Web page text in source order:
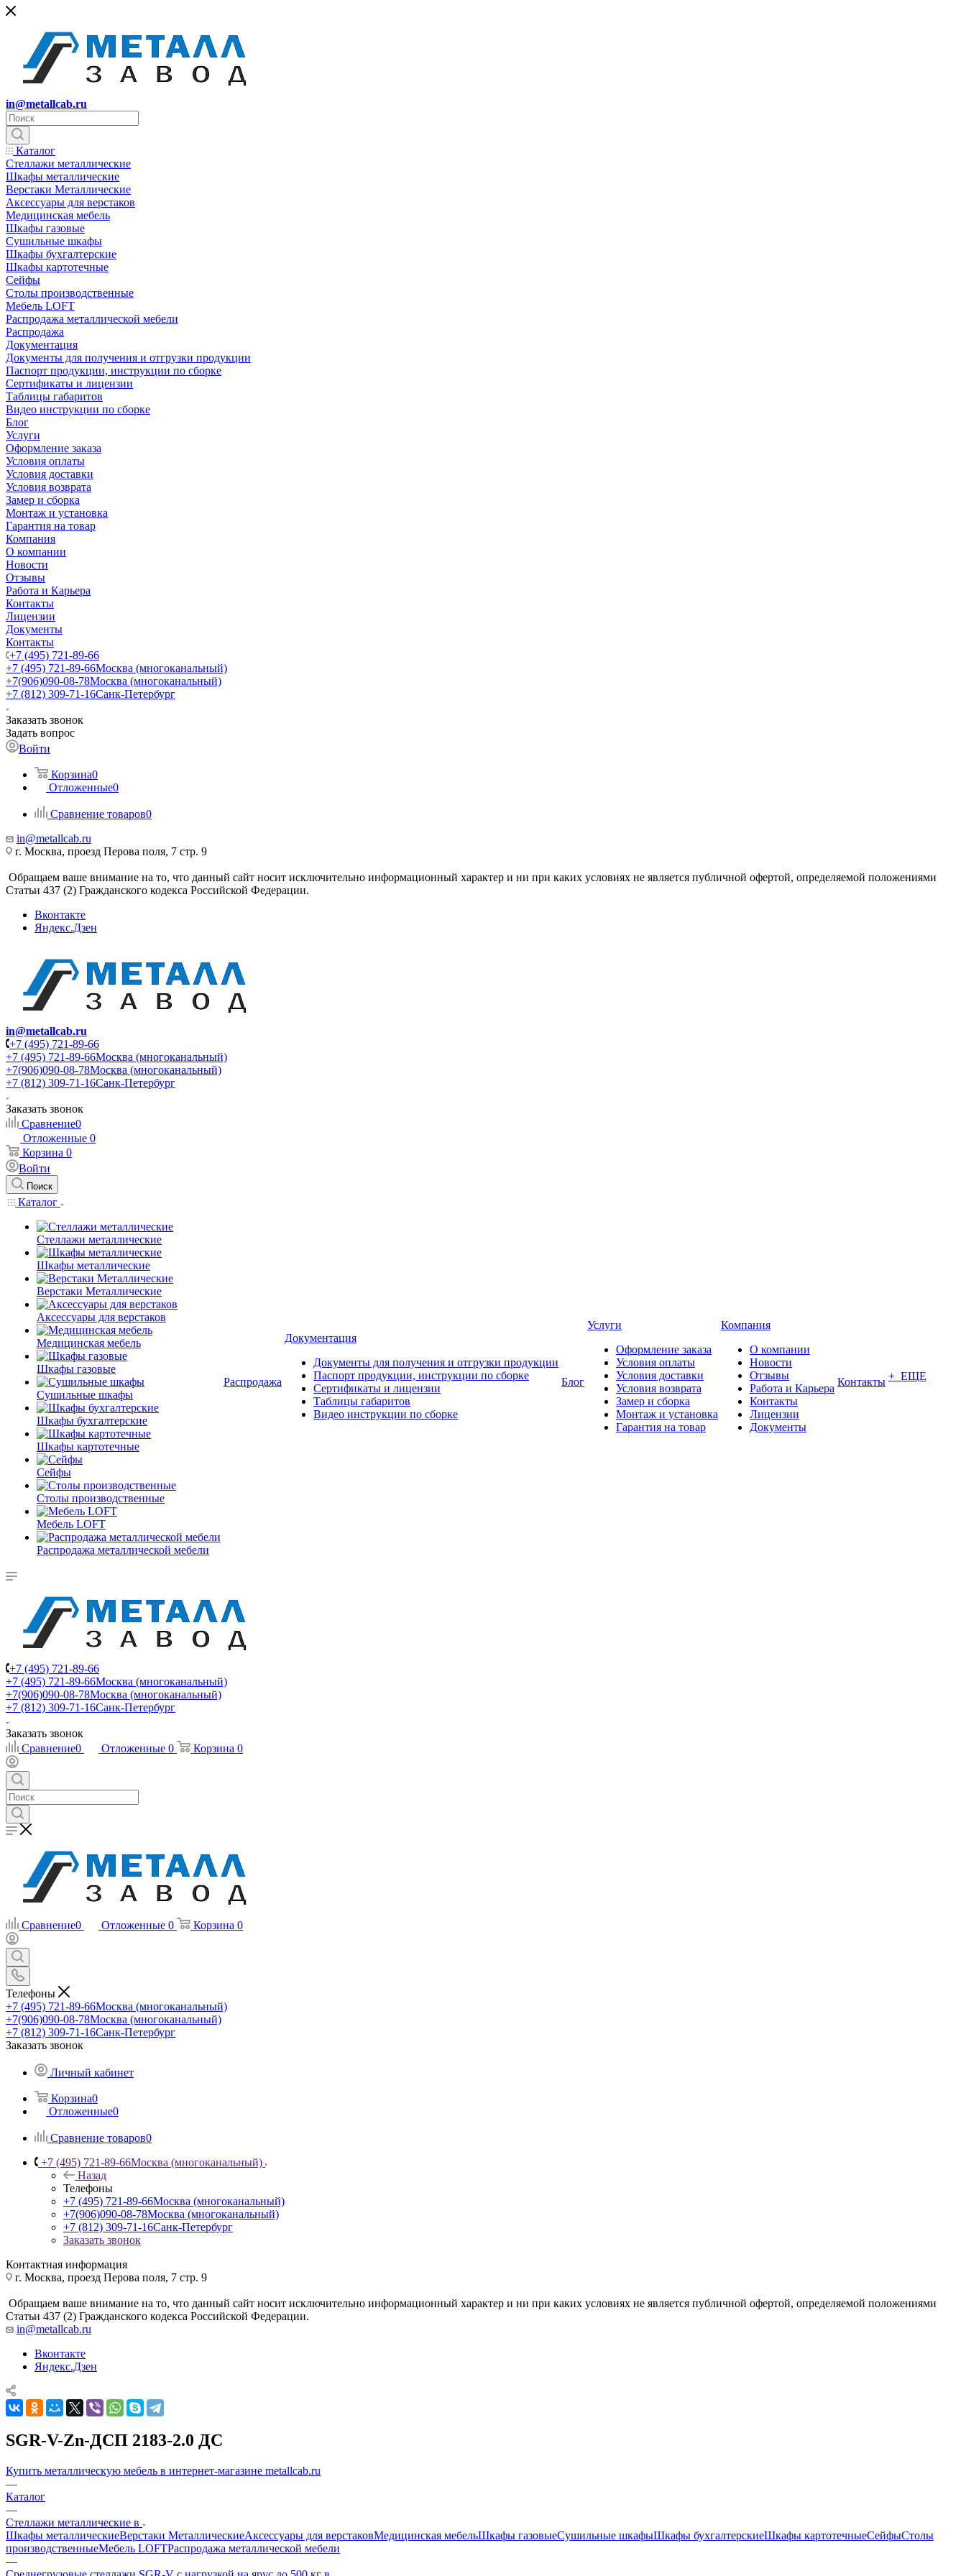
in@metallcab.ru
Каталог
Стеллажи металлические
Шкафы металлические
Верстаки Металлические
Аксессуары для верстаков
Медицинская мебель
Шкафы газовые
Сушильные шкафы
Шкафы бухгалтерские
Шкафы картотечные
Сейфы
Столы производственные
Мебель LOFT
Распродажа металлической мебели
Распродажа
Документация
Документы для получения и отгрузки продукции
Паспорт продукции, инструкции по сборке
Сертификаты и лицензии
Таблицы габаритов
Видео инструкции по сборке
Блог
Услуги
Оформление заказа
Условия оплаты
Условия доставки
Условия возврата
Замер и сборка
Монтаж и установка
Гарантия на товар
Компания
О компании
Новости
Отзывы
Работа и Карьера
Контакты
Лицензии
Документы
Контакты
+7 (495) 721-89-66
+7 (495) 721-89-66Москва (многоканальный)
+7(906)090-08-78Москва (многоканальный)
+7 (812) 309-71-16Санк-Петербург
Заказать звонок
Задать вопрос
Войти
Корзина0
Отложенные0
Сравнение товаров0
in@metallcab.ru
г. Москва, проезд Перова поля, 7 стр. 9
Обращаем ваше внимание на то, что данный сайт носит исключительно информационный характер и ни при каких условиях не является публичной офертой, определяемой положениями
Статьи 437 (2) Гражданского кодекса Российской Федерации.
Вконтакте
Яндекс.Дзен
in@metallcab.ru
+7 (495) 721-89-66
+7 (495) 721-89-66Москва (многоканальный)
+7(906)090-08-78Москва (многоканальный)
+7 (812) 309-71-16Санк-Петербург
Заказать звонок
Сравнение0
Отложенные 0
Корзина 0
Войти
Поиск
Каталог
Стеллажи металлические
Шкафы металлические
Верстаки Металлические
Аксессуары для верстаков
Медицинская мебель
Шкафы газовые
Сушильные шкафы
Шкафы бухгалтерские
Шкафы картотечные
Сейфы
Столы производственные
Мебель LOFT
Распродажа металлической мебели
Распродажа
Документация
Документы для получения и отгрузки продукции
Паспорт продукции, инструкции по сборке
Сертификаты и лицензии
Таблицы габаритов
Видео инструкции по сборке
Блог
Услуги
Оформление заказа
Условия оплаты
Условия доставки
Условия возврата
Замер и сборка
Монтаж и установка
Гарантия на товар
Компания
О компании
Новости
Отзывы
Работа и Карьера
Контакты
Лицензии
Документы
Контакты + ЕЩЕ
+7 (495) 721-89-66
+7 (495) 721-89-66Москва (многоканальный)
+7(906)090-08-78Москва (многоканальный)
+7 (812) 309-71-16Санк-Петербург
Заказать звонок
Сравнение0 Отложенные 0 Корзина 0
Сравнение0 Отложенные 0 Корзина 0
Телефоны
+7 (495) 721-89-66Москва (многоканальный)
+7(906)090-08-78Москва (многоканальный)
+7 (812) 309-71-16Санк-Петербург
Заказать звонок
Личный кабинет
Корзина0
Отложенные0
Сравнение товаров0
+7 (495) 721-89-66Москва (многоканальный)
Назад
Телефоны
+7 (495) 721-89-66Москва (многоканальный)
+7(906)090-08-78Москва (многоканальный)
+7 (812) 309-71-16Санк-Петербург
Заказать звонок
Контактная информация
г. Москва, проезд Перова поля, 7 стр. 9
Обращаем ваше внимание на то, что данный сайт носит исключительно информационный характер и ни при каких условиях не является публичной офертой, определяемой положениями
Статьи 437 (2) Гражданского кодекса Российской Федерации.
in@metallcab.ru
Вконтакте
Яндекс.Дзен
SGR-V-Zn-ДСП 2183-2.0 ДС
Купить металлическую мебель в интернет-магазине metallcab.ru
—
Каталог
—
Стеллажи металлические в
Шкафы металлическиеВерстаки МеталлическиеАксессуары для верстаковМедицинская мебельШкафы газовыеСушильные шкафыШкафы бухгалтерскиеШкафы картотечныеСейфыСтолы
производственныеМебель LOFTРаспродажа металлической мебели
—